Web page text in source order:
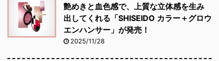
艶めきと血色感で、上質な立体感を生み
出してくれる「SHISEIDO カラー＋グロウ
エンハンサー」が発売！
2025/11/28